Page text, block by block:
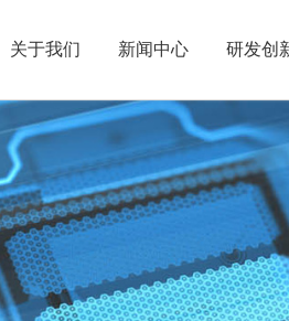
关于我们
发展历程 全球布局 可
新闻中心
公司动态 公告信息
研发创
学品 电容化学品 半导体化
董事会简介 信息披露 资讯平
人才理念 社会招聘